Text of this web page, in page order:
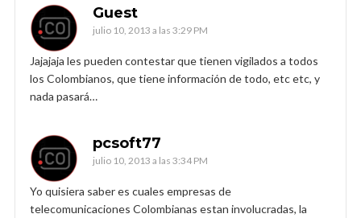
Guest
julio 10, 2013 a las 3:29 PM
Jajajaja les pueden contestar que tienen vigilados a todos
los Colombianos, que tiene información de todo, etc etc, y
nada pasará…
pcsoft77
julio 10, 2013 a las 3:34 PM
Yo quisiera saber es cuales empresas de
telecomunicaciones Colombianas estan involucradas, la